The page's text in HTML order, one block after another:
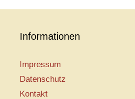
Informationen
Impressum
Datenschutz
Kontakt